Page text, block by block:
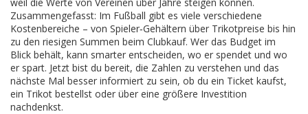
Zusammengefasst: Im Fußball gibt es viele verschiedene
Kostenbereiche – von Spieler‑Gehältern über Trikotpreise bis hin
zu den riesigen Summen beim Clubkauf. Wer das Budget im
Blick behält, kann smarter entscheiden, wo er spendet und wo
er spart. Jetzt bist du bereit, die Zahlen zu verstehen und das
nächste Mal besser informiert zu sein, ob du ein Ticket kaufst,
ein Trikot bestellst oder über eine größere Investition
nachdenkst.